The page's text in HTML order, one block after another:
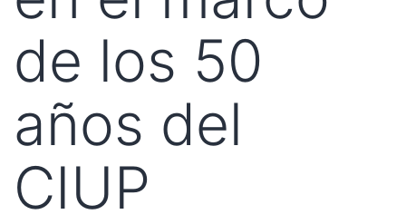
de los 50
años del
CIUP